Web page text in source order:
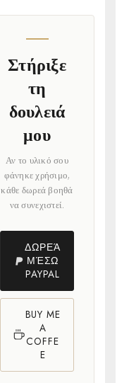
Στήριξε
τη
δουλειά
μου
Αν το υλικό σου
φάνηκε χρήσιμο,
κάθε δωρεά βοηθά
να συνεχιστεί.
ΔΩΡΕΆ
ΜΈΣΩ
PAYPAL
BUY ME
A
COFFE
E